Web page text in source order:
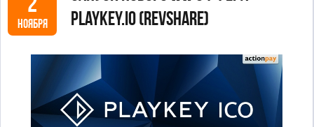
НОЯБРЯ
Playkey.IO (revshare)